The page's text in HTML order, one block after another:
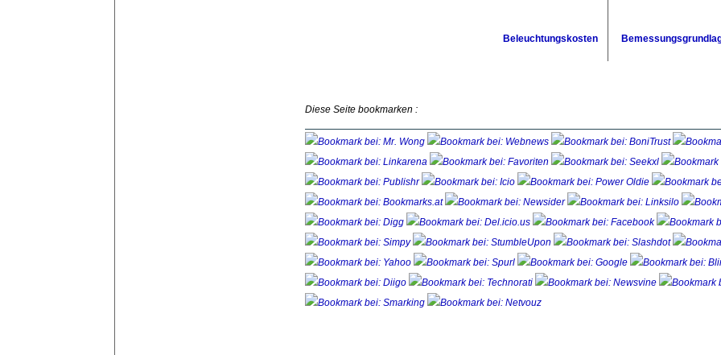
Beleuchtungskosten
Diese Seite bookmarken :